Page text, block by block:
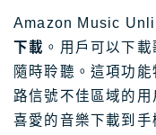
Amazon Music
下載 。用戶可以下
隨時聆聽。這項功
路信號不佳區域的
喜愛的音樂下載到